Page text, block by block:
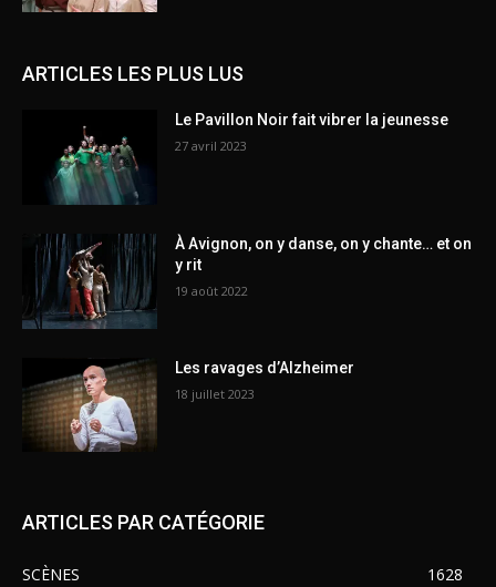
ARTICLES LES PLUS LUS
Le Pavillon Noir fait vibrer la jeunesse
27 avril 2023
À Avignon, on y danse, on y chante… et on
y rit
19 août 2022
Les ravages d’Alzheimer
18 juillet 2023
ARTICLES PAR CATÉGORIE
SCÈNES
1628